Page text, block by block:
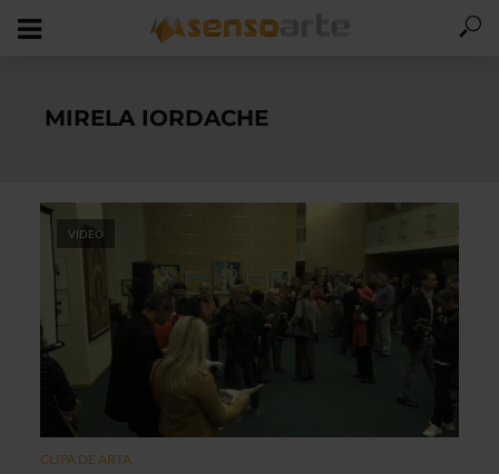
MIRELA IORDACHE
VIDEO
CLIPA DE ARTA